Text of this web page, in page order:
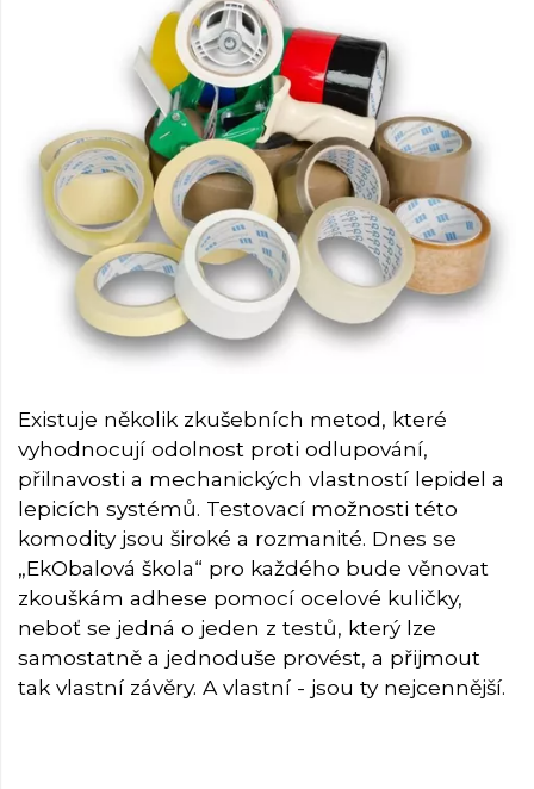
Existuje několik zkušebních metod, které
vyhodnocují odolnost proti odlupování,
přilnavosti a mechanických vlastností lepidel a
lepicích systémů. Testovací možnosti této
komodity jsou široké a rozmanité. Dnes se
„EkObalová škola“ pro každého bude věnovat
zkouškám adhese pomocí ocelové kuličky,
neboť se jedná o jeden z testů, který lze
samostatně a jednoduše provést, a přijmout
tak vlastní závěry. A vlastní - jsou ty nejcennější.